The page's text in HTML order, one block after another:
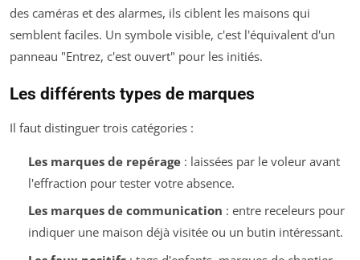
des caméras et des alarmes, ils ciblent les maisons qui
semblent faciles. Un symbole visible, c'est l'équivalent d'un
panneau "Entrez, c'est ouvert" pour les initiés.
Les différents types de marques
Il faut distinguer trois catégories :
Les marques de repérage: laissées par le voleur avant
l'effraction pour tester votre absence.
Les marques de communication : entre receleurs pour
indiquer une maison déjà visitée ou un butin intéressant.